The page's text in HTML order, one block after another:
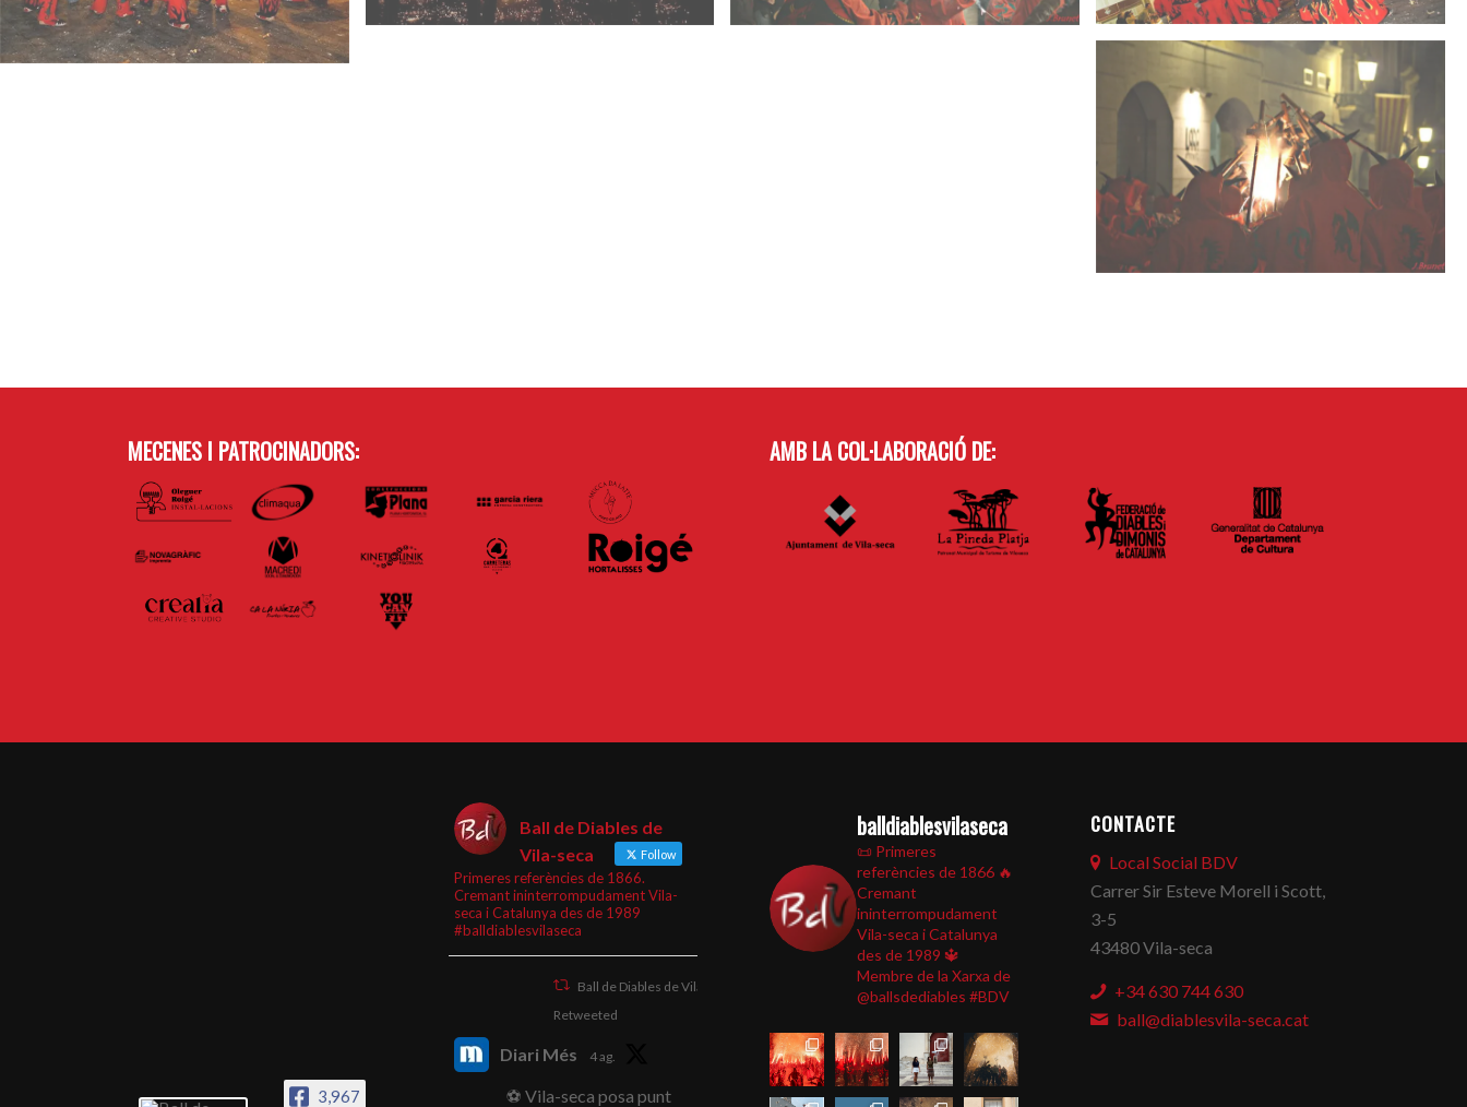
MECENES I PATROCINADORS: AMB LA COL·LABORACIÓ DE:
3,967
Ball de Diables de
Vila-seca
Follow
Primeres referències de 1866.
Cremant ininterrompudament Vila-
seca i Catalunya des de 1989
#balldiablesvilaseca
Ball de Diables de Vila-seca
Retweeted
Diari Més 4 ag.
⚽ Vila-seca posa punt
balldiablesvilaseca
📜 Primeres
referències de 1866 🔥
Cremant
ininterrompudament
Vila-seca i Catalunya
des de 1989 🔱
Membre de la Xarxa de
@ballsdediables #BDV
CONTACTE
Local Social BDV
Carrer Sir Esteve Morell i Scott,
3-5
43480 Vila-seca
+34 630 744 630
ball@diablesvila-seca.cat